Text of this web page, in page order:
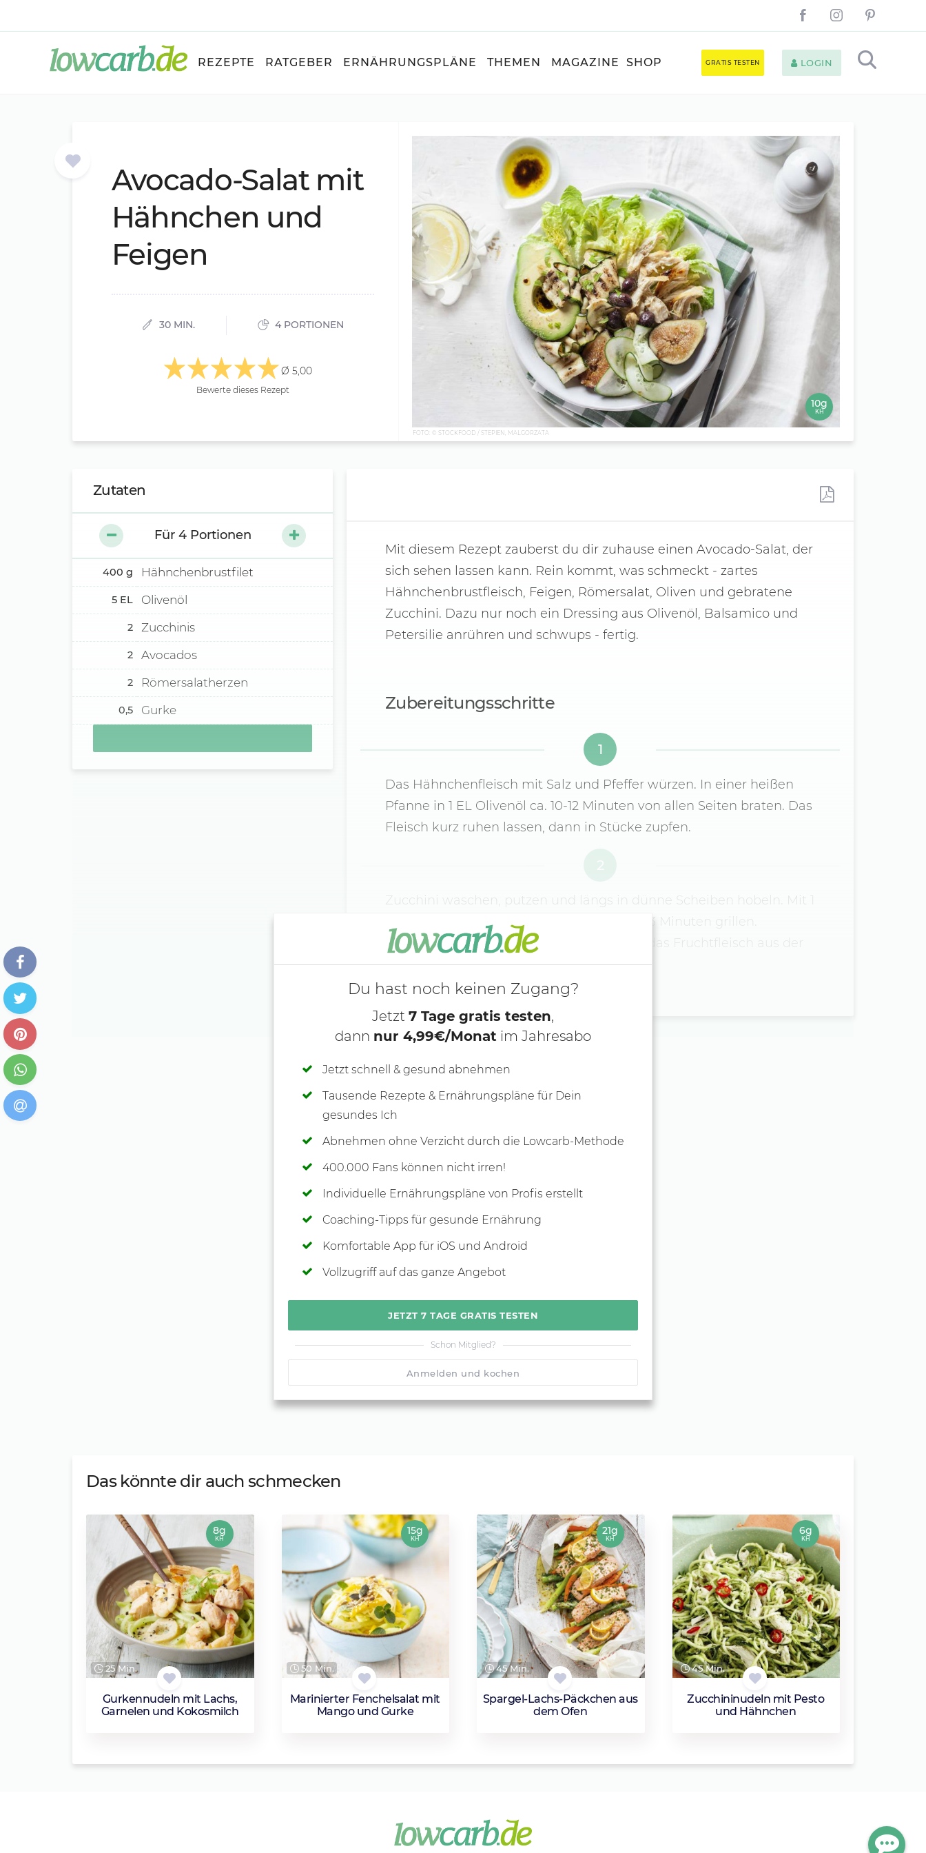
REZEPTE RATGEBER ERNÄHRUNGSPLÄNE THEMEN MAGAZINE SHOP GRATIS TESTEN LOGIN
FOTO: © STOCKFOOD / STEPIEN, MALGORZATA
10g
KH
Avo­ca­do-Sa­lat mit
Hähn­chen und
Fei­gen
30 MIN. 4 PORTIONEN
Ø 5,00
Bewerte dieses Rezept
Mit diesem Rezept zauberst du dir zuhause einen Avocado-Salat, der
sich sehen lassen kann. Rein kommt, was schmeckt - zartes
Hähnchenbrustfleisch, Feigen, Römersalat, Oliven und gebratene
Zucchini. Dazu nur noch ein Dressing aus Olivenöl, Balsamico und
Petersilie anrühren und schwups - fertig.
Zubereitungsschritte
1
Das Hähnchenfleisch mit Salz und Pfeffer würzen. In einer heißen
Pfanne in 1 EL Olivenöl ca. 10-12 Minuten von allen Seiten braten. Das
Fleisch kurz ruhen lassen, dann in Stücke zupfen.
Zucchini waschen, putzen und längs in dünne Scheiben hobeln. Mit 1
EL Öl bepinseln und in einer Grillpfanne 2-3 Minuten grillen.
Avocados halbieren, Kerne entfernen und das Fruchtfleisch aus der
Schale heben.
Zutaten
Für 4Portionen
400 g Hähnchenbrustfilet
5 EL Olivenöl
2 Zucchinis
2 Avocados
2 Römersalatherzen
0,5 Gurke
Du hast noch keinen Zugang?
Jetzt 7 Tage gratis testen,
dann nur 4,99€/Monat im Jahresabo
Jetzt schnell & gesund abnehmen
Tausende Rezepte & Ernährungspläne für Dein
gesundes Ich
Abnehmen ohne Verzicht durch die Lowcarb-Methode
400.000 Fans können nicht irren!
Individuelle Ernährungspläne von Profis erstellt
Coaching-Tipps für gesunde Ernährung
Komfortable App für iOS und Android
Vollzugriff auf das ganze Angebot
JETZT 7 TAGE GRATIS TESTEN
Schon Mitglied?
Anmelden und kochen
Das könnte dir auch schmecken
25 Min.
Gurkennudeln mit Lachs,
Garnelen und Kokosmilch
8g
KH
50 Min.
Marinierter Fenchelsalat mit
Mango und Gurke
15g
KH
45 Min.
Spargel-Lachs-Päckchen aus
dem Ofen
21g
KH
45 Min.
Zucchininudeln mit Pesto
und Hähnchen
6g
KH